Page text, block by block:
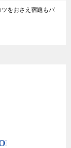
をおさえ宿題もバ